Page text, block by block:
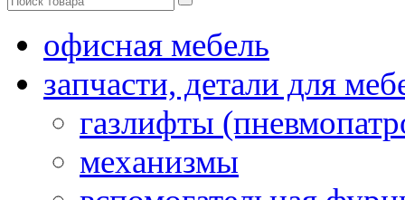
офисная мебель
запчасти, детали для
газлифты
механизмы